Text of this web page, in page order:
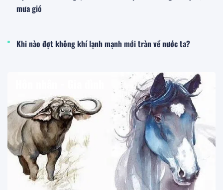
mưa gió
Khi nào đợt không khí lạnh mạnh mới tràn về nước ta?